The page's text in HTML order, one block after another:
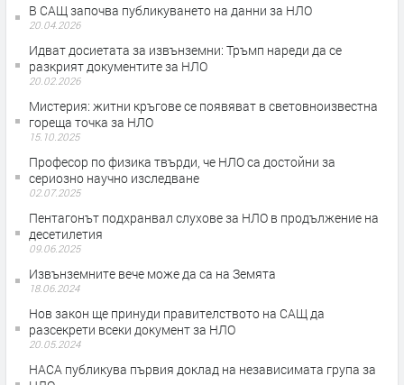
В САЩ започва публикуването на данни за НЛО
20.04.2026
Идват досиетата за извънземни: Тръмп нареди да се
разкрият документите за НЛО
20.02.2026
Мистерия: житни кръгове се появяват в световноизвестна
гореща точка за НЛО
15.10.2025
Професор по физика твърди, че НЛО са достойни за
сериозно научно изследване
02.07.2025
Пентагонът подхранвал слухове за НЛО в продължение на
десетилетия
09.06.2025
Извънземните вече може да са на Земята
18.06.2024
Нов закон ще принуди правителството на САЩ да
разсекрети всеки документ за НЛО
20.05.2024
НАСА публикува първия доклад на независимата група за